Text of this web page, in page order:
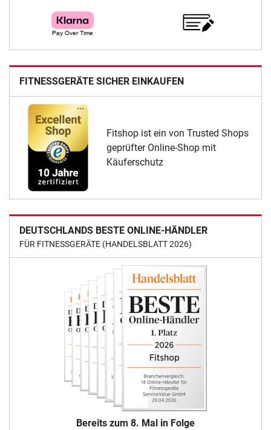
FITNESSGERÄTE SICHER EINKAUFEN
Fitshop ist ein von Trusted Shops
geprüfter Online-Shop mit
Käuferschutz
DEUTSCHLANDS BESTE ONLINE-HÄNDLER
FÜR FITNESSGERÄTE (HANDELSBLATT 2026)
Bereits zum 8. Mal in Folge